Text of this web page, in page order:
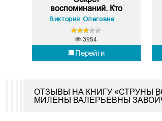
воспоминаний. Кто
я?
Виктория Олеговна Новикова
Перейти
3954
ОТЗЫВЫ НА КНИГУ «СТРУНЫ
МИЛЕНЫ ВАЛЕРЬЕВНЫ